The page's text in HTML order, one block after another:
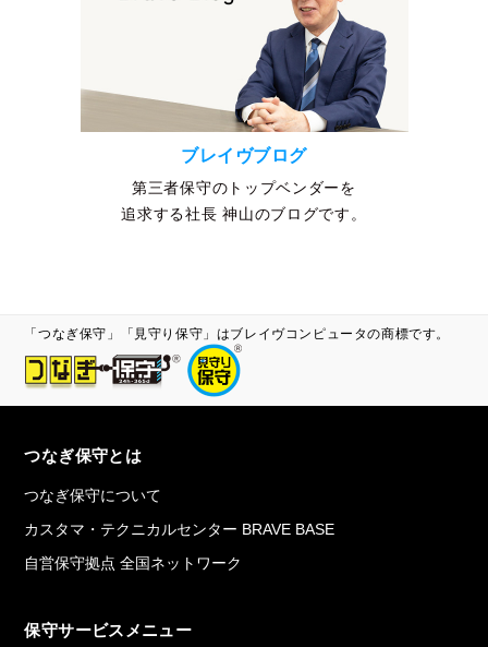
ブレイヴブログ
第三者保守のトップベンダーを
追求する社長 神山のブログです。
「つなぎ保守」「見守り保守」はブレイヴコンピュータの商標です。
つなぎ保守とは
つなぎ保守について
カスタマ・テクニカルセンター BRAVE BASE
自営保守拠点 全国ネットワーク
保守サービスメニュー